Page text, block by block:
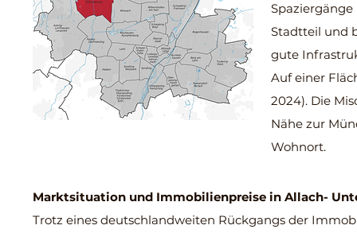
Stadtteil und
gute
Auf einer
2024). Die
Nähe zur
Wohnort.
Marktsituation und Immobilienpreise in Allach-
Trotz eines deutschlandweiten Rückgangs der